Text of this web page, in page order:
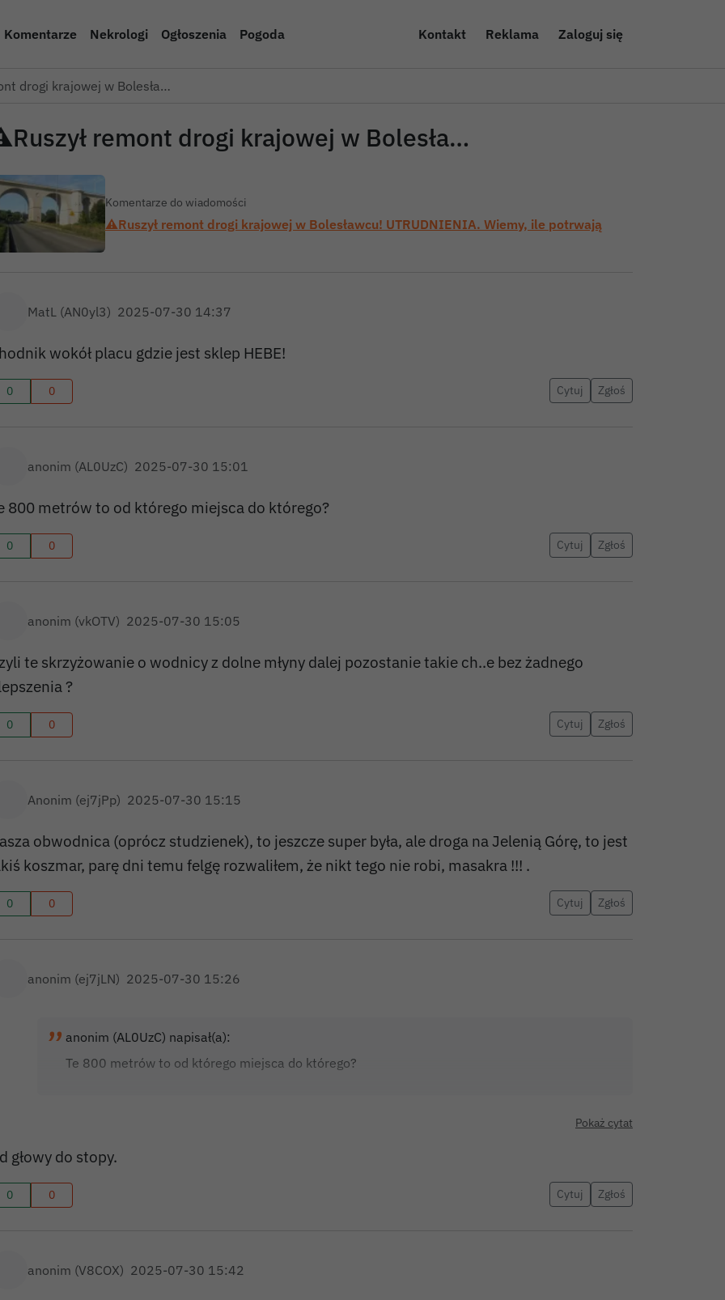
Komentarze Nekrologi Ogłoszenia Pogoda Kontakt Reklama Zaloguj się
drogi krajowej w Bolesła…
remont drogi krajowej w Bolesła…
Komentarze do wiadomości
⚠️Ruszył remont drogi krajowej w Bolesławcu! UTRUDNIENIA. Wiemy, ile potrwają
MatL (AN0yl3) 2025-07-30 14:37
wokół placu gdzie jest sklep HEBE!
0 0 Cytuj Zgłoś
anonim (AL0UzC) 2025-07-30 15:01
800 metrów to od którego miejsca do którego?
0 0 Cytuj Zgłoś
anonim (vkOTV) 2025-07-30 15:05
te skrzyżowanie o wodnicy z dolne młyny dalej pozostanie takie ch..e bez żadnego
?
0 0 Cytuj Zgłoś
Anonim (ej7jPp) 2025-07-30 15:15
obwodnica (oprócz studzienek), to jeszcze super była, ale droga na Jelenią Górę, to jest
koszmar, parę dni temu felgę rozwaliłem, że nikt tego nie robi, masakra !!! .
0 0 Cytuj Zgłoś
anonim (ej7jLN) 2025-07-30 15:26
anonim (AL0UzC) napisał(a):
Te 800 metrów to od którego miejsca do którego?
Pokaż cytat
głowy do stopy.
0 0 Cytuj Zgłoś
anonim (V8COX) 2025-07-30 15:42